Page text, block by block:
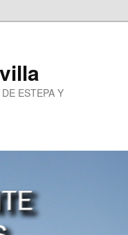
ESTEPA Y